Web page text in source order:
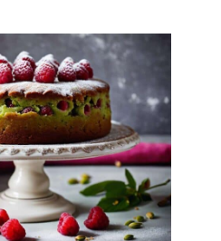
parfait pour les repas, le
pain, les fruits, les
gâteaux, les olives, les
sushis, les desserts ou
comme pièce maîtresse
au milieu de la table
grain attrayant, cette
belle assiette à l'aspect
naturel apporte une
touche chaleureuse et
riche à toute table ou
présentation d'aliments
pour toute occasion.
Utilisez-le dans votre
cuisine pour la
décoration, comme
assiette pour les fêtes,